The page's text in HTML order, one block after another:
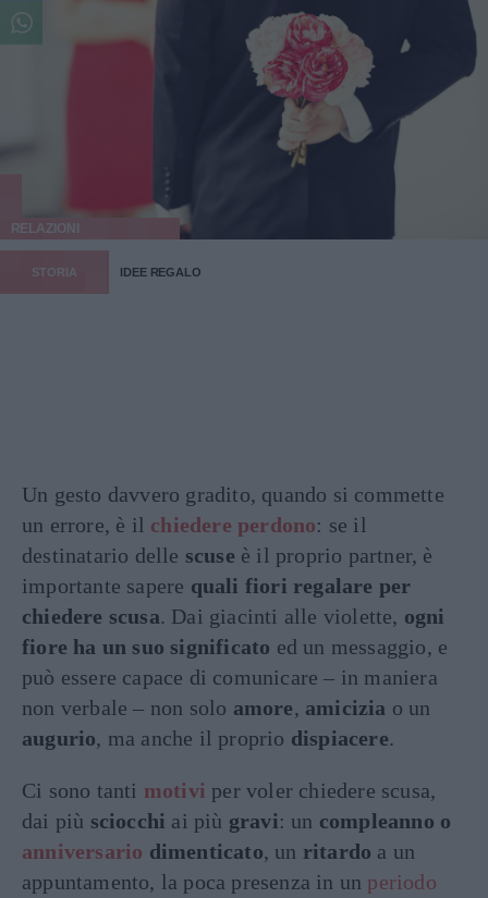
RELAZIONI
STORIA IDEE REGALO
Un gesto davvero gradito, quando si commette
un errore, è il chiedere perdono: se il
destinatario delle scuse è il proprio partner, è
importante sapere quali fiori regalare per
chiedere scusa. Dai giacinti alle violette, ogni
fiore ha un suo significato ed un messaggio, e
può essere capace di comunicare – in maniera
non verbale – non solo amore, amicizia o un
augurio, ma anche il proprio dispiacere.
Ci sono tanti motivi per voler chiedere scusa,
dai più sciocchi ai più gravi: un compleanno o
anniversario dimenticato, un ritardo a un
appuntamento, la poca presenza in un periodo